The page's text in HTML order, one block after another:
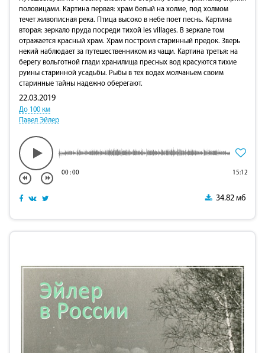
половицами. Картина первая: храм белый на холме, под холмом
течет живописная река. Птица высоко в небе поет песнь. Картина
вторая: зеркало пруда посреди тихой les villages. В зеркале том
отражается красный храм. Храм построил старинный предок. Зверь
некий наблюдает за путешественником из чащи. Картина третья: на
берегу вольготной глади хранилища пресных вод красуются тихие
руины старинной усадьбы. Рыбы в тех водах молчаньем своим
старинные тайны надежно оберегают.
22.03.2019
До 100 км
Павел Эйлер
00:00 15:12
34.82 мб